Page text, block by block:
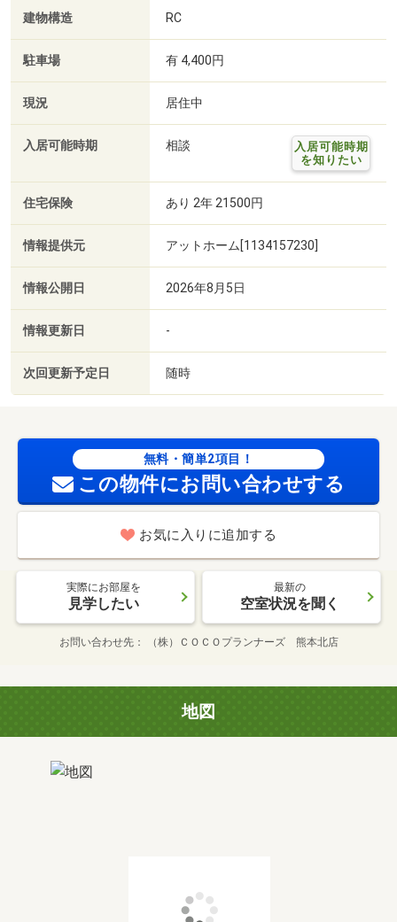
建物構造 RC
駐車場 有 4,400円
現況 居住中
入居可能時期 相談
入居可能時期
を知りたい
住宅保険 あり 2年 21500円
情報提供元 アットホーム[1134157230]
情報公開日 2026年8月5日
情報更新日 -
次回更新予定日 随時
無料・簡単2項目！
この物件にお問い合わせする
お気に入りに追加する
実際にお部屋を
見学したい
最新の
空室状況を聞く
お問い合わせ先 （株）ＣＯＣＯプランナーズ 熊本北店
地図